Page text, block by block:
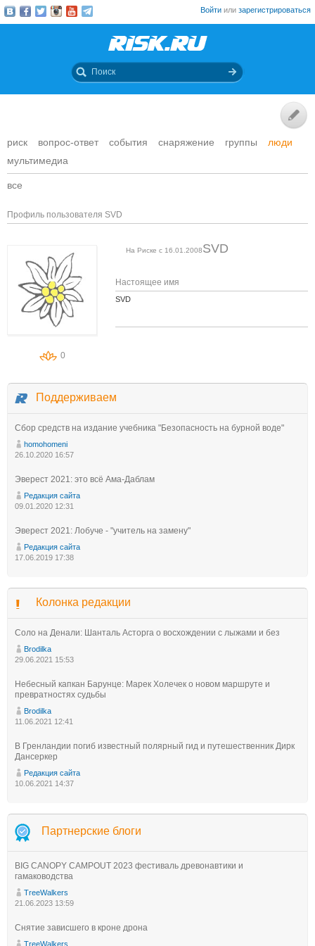
Войти или зарегистрироваться
риск вопрос-ответ события снаряжение группы
люди
мультимедиа
все
Профиль пользователя SVD
0
SVD
На Риске с 16.01.2008
Настоящее имя
SVD
Поддерживаем
Сбор средств на издание учебника "Безопасность на бурной воде"
homohomeni
26.10.2020 16:57
Эверест 2021: это всё Ама-Даблам
Редакция сайта
09.01.2020 12:31
Эверест 2021: Лобуче - "учитель на замену"
Редакция сайта
17.06.2019 17:38
Колонка редакции
Соло на Денали: Шанталь Асторга о восхождении с лыжами и без
Brodilka
29.06.2021 15:53
Небесный капкан Барунце: Марек Холечек о новом маршруте и
превратностях судьбы
Brodilka
11.06.2021 12:41
В Гренландии погиб известный полярный гид и путешественник Дирк
Дансеркер
Редакция сайта
10.06.2021 14:37
Партнерские блоги
BIG CANOPY CAMPOUT 2023 фестиваль древонавтики и
гамаководства
TreeWalkers
21.06.2023 13:59
Снятие зависшего в кроне дрона
TreeWalkers